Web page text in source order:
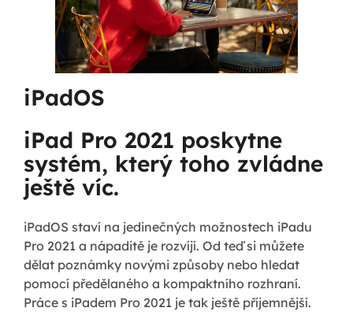
iPadOS
iPad Pro 2021 poskytne
systém, který toho zvládne
ještě víc.
iPadOS staví na jedinečných možnostech iPadu
Pro 2021 a nápaditě je rozvíjí. Od teď si můžete
dělat poznámky novými způsoby nebo hledat
pomocí předělaného a kompaktního rozhraní.
Práce s iPadem Pro 2021 je tak ještě příjemnější.